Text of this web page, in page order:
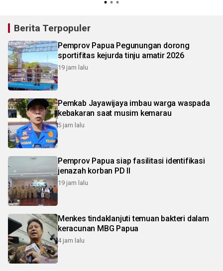
Berita Terpopuler
Pemprov Papua Pegunungan dorong
sportifitas kejurda tinju amatir 2026
19 jam lalu
Pemkab Jayawijaya imbau warga waspada
kebakaran saat musim kemarau
5 jam lalu
Pemprov Papua siap fasilitasi identifikasi
jenazah korban PD II
19 jam lalu
Menkes tindaklanjuti temuan bakteri dalam
keracunan MBG Papua
4 jam lalu